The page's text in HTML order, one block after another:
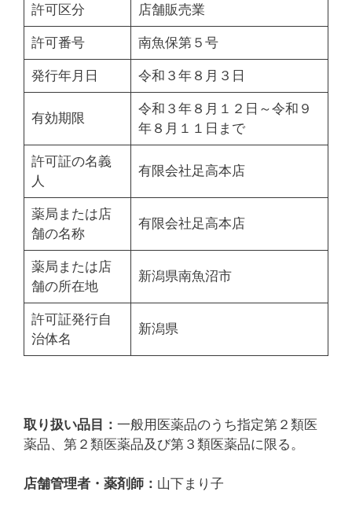
許可区分 店舗販売業
許可番号 南魚保第５号
発行年月日 令和３年８月３日
有効期限
令和３年８月１２日～令和９
年８月１１日まで
許可証の名義
人
有限会社足高本店
薬局または店
舗の名称
有限会社足高本店
薬局または店
舗の所在地
新潟県南魚沼市
許可証発行自
治体名
新潟県
取り扱い品目： 一般用医薬品のうち指定第２類医
薬品、第２類医薬品及び第３類医薬品に限る。
店舗管理者・薬剤師： 山下まり子